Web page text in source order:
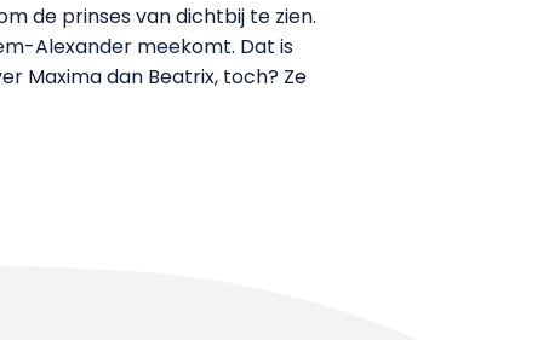
de prinses van dichtbij te zien.
Alexander meekomt. Dat is
Maxima dan Beatrix, toch? Ze